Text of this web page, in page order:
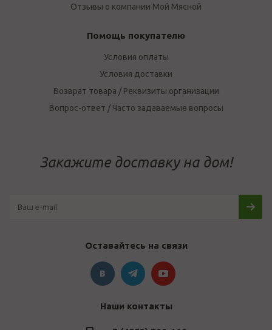
Отзывы о компании Мой Мясной
Помощь покупателю
Условия оплаты
Условия доставки
Возврат товара / Реквизиты организации
Вопрос-ответ / Часто задаваемые вопросы
Закажите доставку на дом!
Оставайтесь на связи
Наши контакты